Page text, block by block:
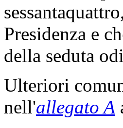
Presidenza e
della seduta
Ulteriori
nell'allegato A